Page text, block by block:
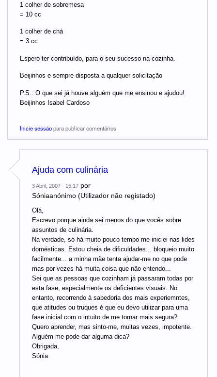
1 colher de sobremesa
= 10 cc
1 colher de chá
= 3 cc
Espero ter contribuído, para o seu sucesso na cozinha.
Beijinhos e sempre disposta a qualquer solicitação
P.S.: O que sei já houve alguém que me ensinou e ajudou!
Beijinhos Isabel Cardoso
Inicie sessãopara publicar comentários
Ajuda com culinária
3 Abril, 2007 - 15:17 por
Sóniaanónimo (Utilizador não registado)
Olá,
Escrevo porque ainda sei menos do que vocês sobre
assuntos de culinária.
Na verdade, só há muito pouco tempo me iniciei nas lides
domésticas. Estou cheia de dificuldades... bloqueio muito
facilmente... a minha mãe tenta ajudar-me no que pode
mas por vezes há muita coisa que não entendo...
Sei que as pessoas que cozinham já passaram todas por
esta fase, especialmente os deficientes visuais. No
entanto, recorrendo à sabedoria dos mais experiemntes,
que atitudes ou truques é que eu devo utilizar para uma
fase inicial com o intuito de me tornar mais segura?
Quero aprender, mas sinto-me, muitas vezes, impotente.
Alguém me pode dar alguma dica?
Obrigada,
Sónia